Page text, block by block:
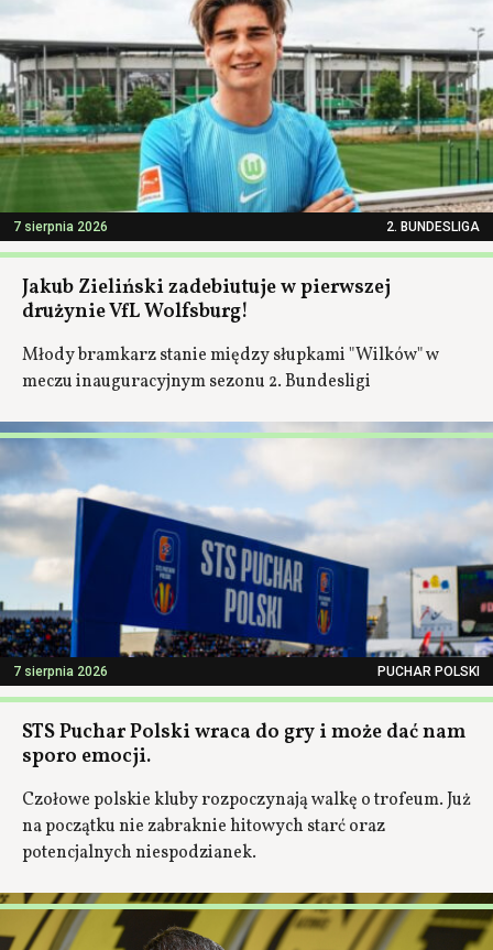
7 sierpnia 2026 2. BUNDESLIGA
Jakub Zieliński zadebiutuje w pierwszej
drużynie VfL Wolfsburg!
Młody bramkarz stanie między słupkami "Wilków" w
meczu inauguracyjnym sezonu 2. Bundesligi
7 sierpnia 2026 PUCHAR POLSKI
STS Puchar Polski wraca do gry i może dać nam
sporo emocji.
Czołowe polskie kluby rozpoczynają walkę o trofeum. Już
na początku nie zabraknie hitowych starć oraz
potencjalnych niespodzianek.